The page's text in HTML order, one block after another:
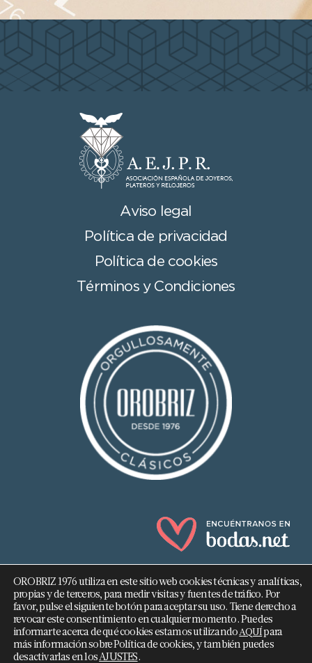
Aviso legal
Política de privacidad
Política de cookies
Términos y Condiciones
682 293 876
info@orobriz.es
OROBRIZ 1976 utiliza en este sitio web cookies técnicas y analíticas,
propias y de terceros, para medir visitas y fuentes de tráfico. Por
favor, pulse el siguiente botón para aceptar su uso. Tiene derecho a
revocar este consentimiento en cualquier momento. Puedes
informarte acerca de qué cookies estamos utilizandoAQUÍpara
más información sobre Política de cookies, y también puedes
desactivarlas en losAJUSTES.